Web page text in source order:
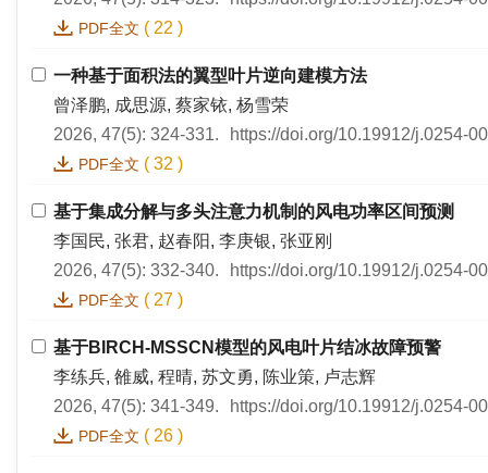
PDF全文 ( 22 )
一种基于面积法的翼型叶片逆向建模方法
曾泽鹏, 成思源, 蔡家铱, 杨雪荣
2026, 47(5): 324-331.
https://doi.org/10.19912/j.0254-
PDF全文 ( 32 )
基于集成分解与多头注意力机制的风电功率区间预测
李国民, 张君, 赵春阳, 李庚银, 张亚刚
2026, 47(5): 332-340.
https://doi.org/10.19912/j.0254-
PDF全文 ( 27 )
基于BIRCH-MSSCN模型的风电叶片结冰故障预警
李练兵, 雒威, 程晴, 苏文勇, 陈业策, 卢志辉
2026, 47(5): 341-349.
https://doi.org/10.19912/j.0254-
PDF全文 ( 26 )